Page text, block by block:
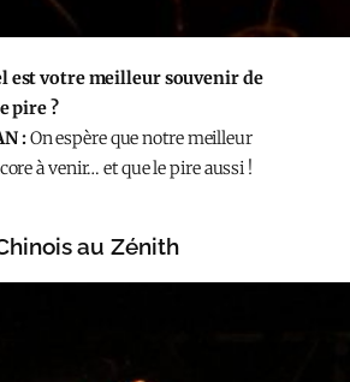
est votre meilleur souvenir de
pire ?
:On espère que notre meilleur
à venir… et que le pire aussi !
au Zénith